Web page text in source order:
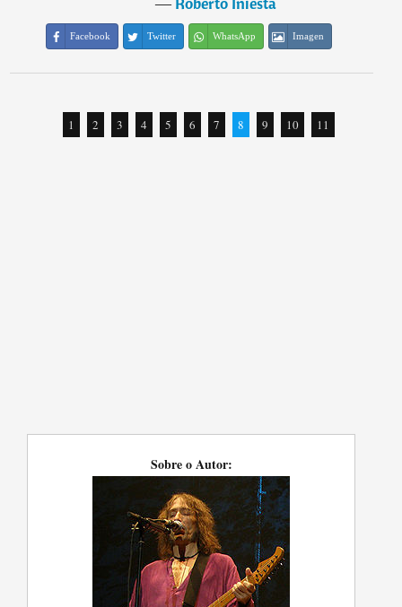
Facebook Twitter WhatsApp Imagen
1 2 3 4 5 6 7 8 9 10 11
Sobre o Autor: